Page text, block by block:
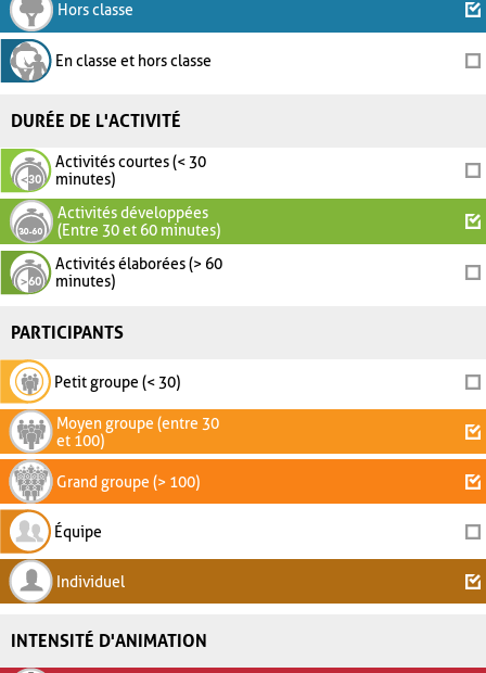
Hors classe
En classe et hors classe
DURÉE DE L'ACTIVITÉ
Activités courtes (< 30
minutes)
Activités développées
(Entre 30 et 60 minutes)
Activités élaborées (> 60
minutes)
PARTICIPANTS
Petit groupe (< 30)
Moyen groupe (entre 30
et 100)
Grand groupe (> 100)
Équipe
Individuel
INTENSITÉ D'ANIMATION